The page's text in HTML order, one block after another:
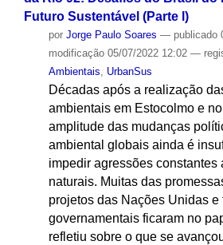
Futuro Sustentável (Parte l)
por Jorge Paulo Soares — publicado
modificação05/07/2022 12:02 —
Ambientais, UrbanSus
Décadas após a realização
ambientais em Estocolmo e
amplitude das mudanças
ambiental globais ainda é
impedir agressões constantes
naturais. Muitas das
projetos das Nações Unidas
governamentais ficaram no
refletiu sobre o que se